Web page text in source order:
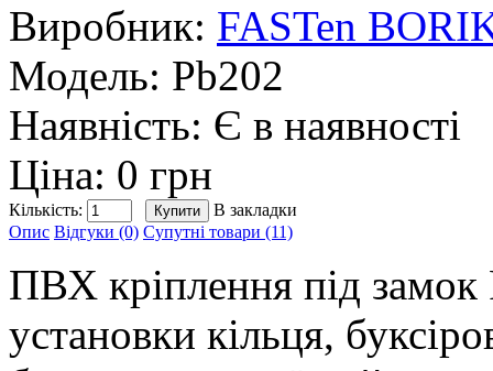
Виробник: FASTen
Модель: Pb202
Наявність: Є в наявності
Ціна: 0 грн
Кількість:
В закладки
Опис Відгуки (0) Супутні товари (11)
ПВХ кріплення під замок
установки кільця,